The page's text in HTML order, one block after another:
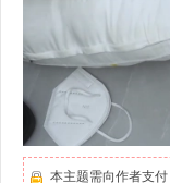
本主题需向作者支付